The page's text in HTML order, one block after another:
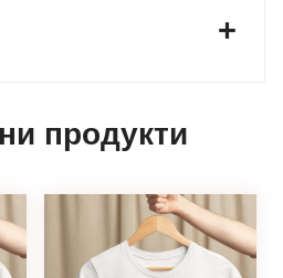
продукти